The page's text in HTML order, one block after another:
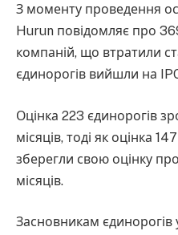
З моменту проведення
Hurun повідомляє про
компаній, що втратили
єдинорогів вийшли на
Оцінка 223 єдинорогів
місяців, тоді як оцінка
зберегли свою оцінку
місяців.
Засновникам